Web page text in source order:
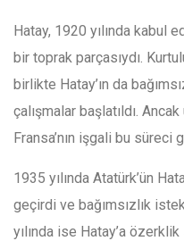
Hatay, 1920 yılında kabul
bir toprak parçasıydı.
birlikte Hatay’ın da
çalışmalar başlatıldı.
Fransa’nın işgali bu süreci
1935 yılında Atatürk’ün
geçirdi ve bağımsızlık
yılında ise Hatay’a